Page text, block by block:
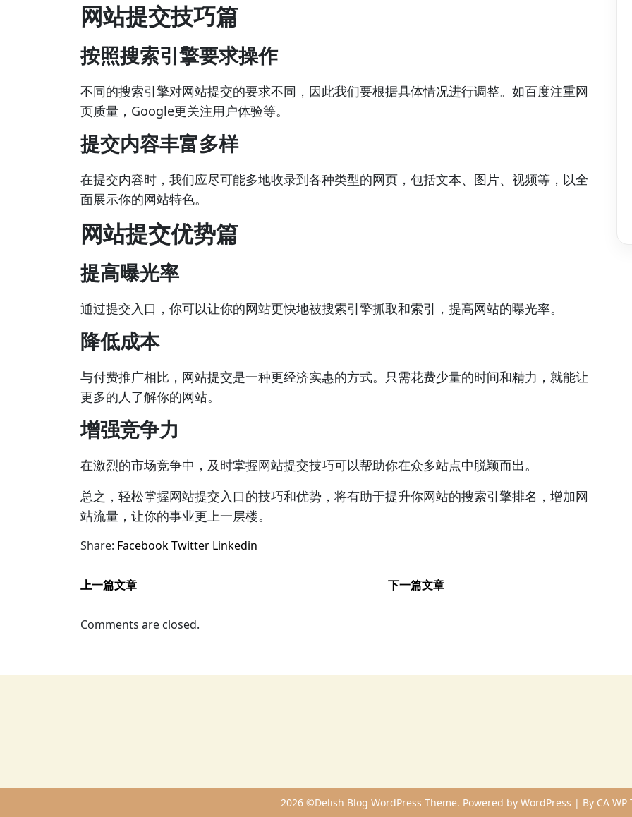
网站提交技巧篇
按照搜索引擎要求操作
不同的搜索引擎对网站提交的要求不同，因此我们要根据具体情况进行调整。如百度注重网
页质量，Google更关注用户体验等。
提交内容丰富多样
在提交内容时，我们应尽可能多地收录到各种类型的网页，包括文本、图片、视频等，以全
面展示你的网站特色。
网站提交优势篇
提高曝光率
通过提交入口，你可以让你的网站更快地被搜索引擎抓取和索引，提高网站的曝光率。
降低成本
与付费推广相比，网站提交是一种更经济实惠的方式。只需花费少量的时间和精力，就能让
更多的人了解你的网站。
增强竞争力
在激烈的市场竞争中，及时掌握网站提交技巧可以帮助你在众多站点中脱颖而出。
总之，轻松掌握网站提交入口的技巧和优势，将有助于提升你网站的搜索引擎排名，增加网
站流量，让你的事业更上一层楼。
Share: FacebookTwitter Linkedin
上一篇文章 下一篇文章
Comments are closed.
2026 ©Delish Blog WordPress Theme. Powered by WordPress | By CA